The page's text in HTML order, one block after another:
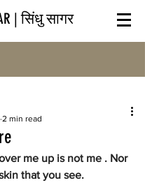
| सिंधु सागर
2 min read
me up is not me . Nor
that you see.